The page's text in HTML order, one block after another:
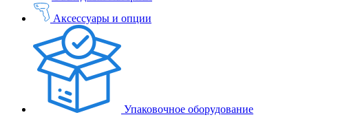
Аксессуары и опции
Упаковочное оборудование